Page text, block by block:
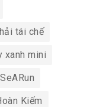
tái chế
xanh mini
Kiếm